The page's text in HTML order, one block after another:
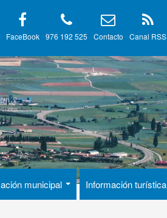
Canal RSS
Contacto
976 192 525
FaceBook
municipal Información turística